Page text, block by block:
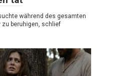
während des gesamten
zu beruhigen, schlief